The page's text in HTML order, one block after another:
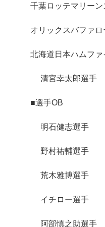
千葉ロッテマリーン
オリックスバファロ
北海道日本ハムファ
清宮幸太郎選手
■選手OB
明石健志選手
野村祐輔選手
荒木雅博選手
イチロー選手
阿部慎之助選手